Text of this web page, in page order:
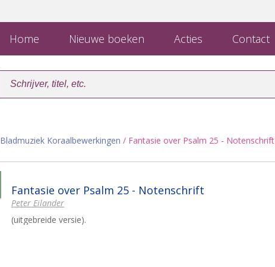
Home Nieuwe boeken Acties Contact
Bladmuziek Koraalbewerkingen / Fantasie over Psalm 25 - Notenschrift
Fantasie over Psalm 25 - Notenschrift
Peter Eilander
(uitgebreide versie).